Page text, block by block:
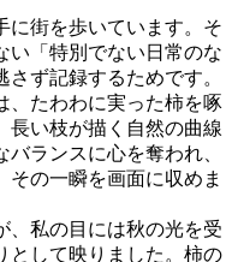
に街を歩いています。そ
い「特別でない日常のな
ず記録するためです。
、たわわに実った柿を啄
長い枝が描く自然の曲線
ランスに心を奪われ、
の一瞬を画面に収めま
、私の目には秋の光を受
として映りました。柿の